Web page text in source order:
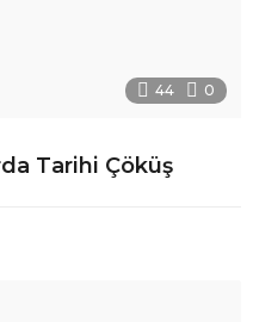
44 0
Tarihi Çöküş